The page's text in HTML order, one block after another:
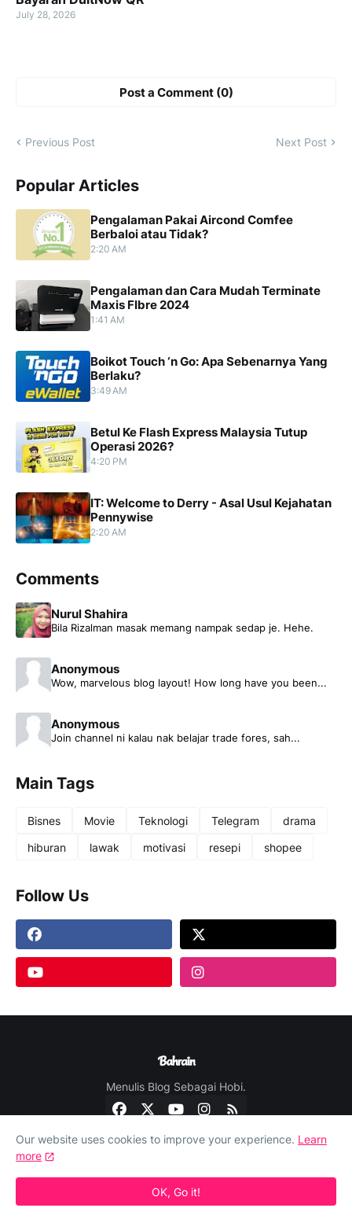
July 28, 2026
Post a Comment (0)
Previous Post Next Post
Popular Articles
Pengalaman Pakai Aircond Comfee
Berbaloi atau Tidak?
2:20 AM
Pengalaman dan Cara Mudah Terminate
Maxis FIbre 2024
1:41 AM
Boikot Touch ‘n Go: Apa Sebenarnya Yang
Berlaku?
3:49 AM
Betul Ke Flash Express Malaysia Tutup
Operasi 2026?
4:20 PM
IT: Welcome to Derry - Asal Usul Kejahatan
Pennywise
2:20 AM
Comments
Nurul Shahira
Bila Rizalman masak memang nampak sedap je. Hehe.
Anonymous
Wow, marvelous blog layout! How long have you been...
Anonymous
Join channel ni kalau nak belajar trade fores, sah...
Main Tags
Bisnes Movie Teknologi Telegram
drama
hiburan
lawak motivasi resepi shopee
Follow Us
Menulis Blog Sebagai Hobi.
Our website uses cookies to improve your experience. Learn
more
OK, Go it!